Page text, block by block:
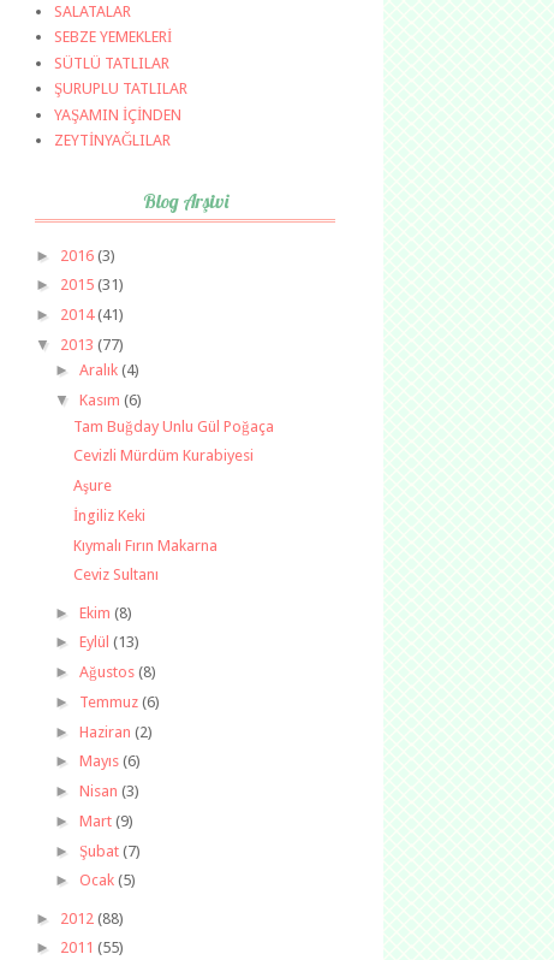
SALATALAR
SEBZE YEMEKLERİ
SÜTLÜ TATLILAR
ŞURUPLU TATLILAR
YAŞAMIN İÇİNDEN
ZEYTİNYAĞLILAR
Blog Arşivi
► 2016 (3)
► 2015 (31)
► 2014(41)
▼ 2013 (77)
► Aralık (4)
▼ Kasım (6)
Tam Buğday Unlu Gül Poğaça
Cevizli Mürdüm Kurabiyesi
Aşure
İngiliz Keki
Kıymalı Fırın Makarna
Ceviz Sultanı
► Ekim (8)
► Eylül (13)
► Ağustos (8)
► Temmuz (6)
► Haziran (2)
► Mayıs (6)
► Nisan (3)
► Mart (9)
► Şubat (7)
► Ocak (5)
► 2012 (88)
► 2011 (55)